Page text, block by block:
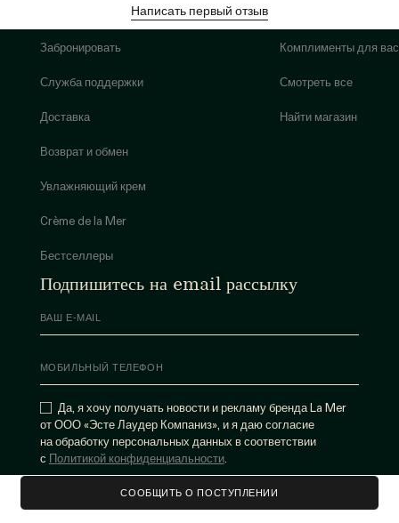
СООБЩИТЬ О ПОСТУПЛЕНИИ
Написать первый отзыв
Забронировать
Служба поддержки
Доставка
Возврат и обмен
Увлажняющий крем
Crème de la Mer
Бестселлеры
Комплименты для вас
Смотреть все
Найти магазин
Подпишитесь на email рассылку
Да, я хочу получать новости и рекламу бренда La Mer
от ООО «Эсте Лаудер Компаниз», и я даю согласие
на обработку персональных данных в соответствии
с Политикой конфиденциальности.
НАПИШИТЕ
8-800-555-62-18